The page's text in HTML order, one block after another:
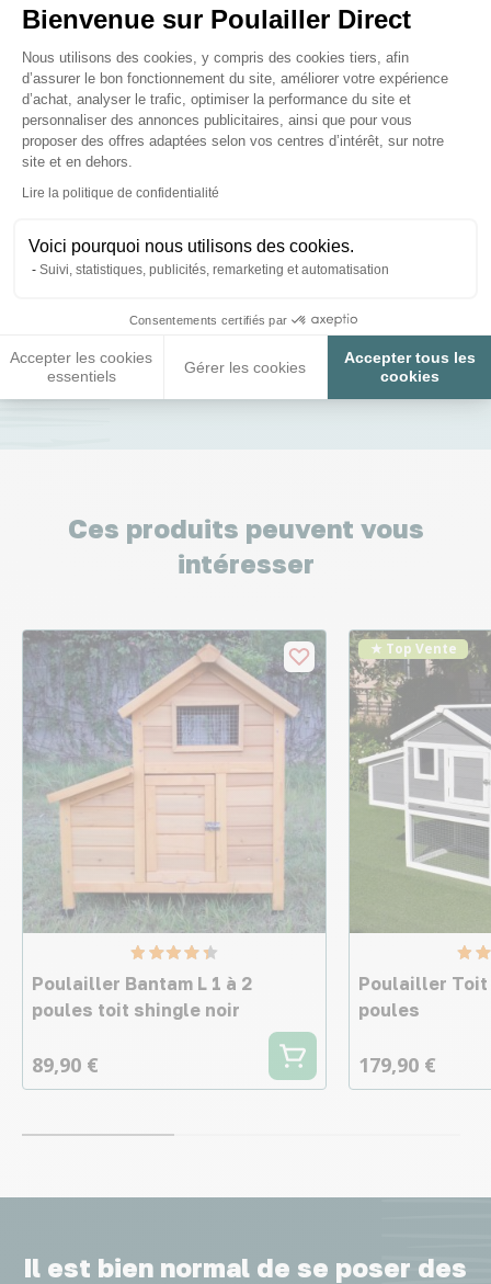
Bienvenue sur Poulailler Direct
Plateforme de Gestion du
Nous utilisons des cookies, y compris des cookies tiers, afin
d’assurer le bon fonctionnement du site, améliorer votre expérience
d’achat, analyser le trafic, optimiser la performance du site et
personnaliser des annonces publicitaires, ainsi que pour vous
proposer des offres adaptées selon vos centres d’intérêt, sur notre
site et en dehors.
Lire la politique de confidentialité
Voici pourquoi nous utilisons des cookies.
Suivi, statistiques, publicités, remarketing et automatisation
Consentements certifiés par
Accepter les cookies
essentiels
Gérer les cookies
Accepter tous les
cookies
Axeptio consent
Les questions posées par nos
clients ;)
Le bois est-il traité ?
Posez-nous vos questions
Ces produits peuvent vous
intéresser
Poulailler Bantam L 1 à 2
poules toit shingle noir
89,90 €
★ Top Vente
Poulailler Toit
poules
179,90 €
Il est bien normal de se poser des